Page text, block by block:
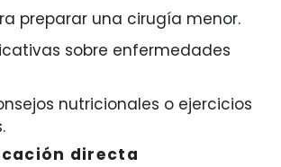
preparar una cirugía menor.
sobre enfermedades
nutricionales o ejercicios
directa